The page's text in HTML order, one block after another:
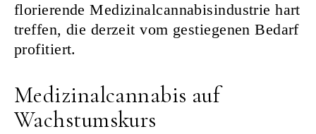
florierende Medizinalcannabisindustrie hart
treffen, die derzeit vom gestiegenen Bedarf
profitiert.
Medizinalcannabis auf
Wachstumskurs